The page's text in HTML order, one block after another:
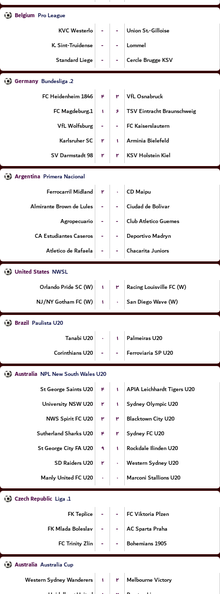
Belgium Pro League
KVC Westerlo
- -
Union St.-Gilloise
K. Sint-Truidense
- -
Lommel
Standard Liege
- - Cercle Brugge KSV
Germany
2. Bundesliga
FC Heidenheim 1846
۴ ۳
VfL Osnabruck
1.FC Magdeburg
۱ ۶
TSV Eintracht Braunschweig
VfL Wolfsburg
- -
FC Kaiserslautern
Karlsruher SC
۲ ۱
Arminia Bielefeld
SV Darmstadt 98
۲ ۲ KSV Holstein Kiel
Argentina Primera Nacional
Ferrocarril Midland
۲ ۰
CD Maipu
Almirante Brown de Lules
- -
Ciudad de Bolivar
Agropecuario
- -
Club Atletico Guemes
CA Estudiantes Caseros
- -
Deportivo Madryn
Atletico de Rafaela
- - Chacarita Juniors
United States NWSL
Orlando Pride SC (W)
۱ ۳
Racing Louisville FC (W)
NJ/NY Gotham FC (W)
۱ ۰ San Diego Wave (W)
Brazil Paulista U20
Tanabi U20
۰ ۱
Palmeiras U20
Corinthians U20
- - Ferroviaria SP U20
Australia NPL New South Wales U20
St George Saints U20
۴ ۱
APIA Leichhardt Tigers U20
University NSW U20
۲ ۱
Sydney Olympic U20
NWS Spirit FC U20
۳ ۳
Blacktown City U20
Sutherland Sharks U20
۴ ۲
Sydney FC U20
St George City FA U20
۹ ۱
Rockdale Ilinden U20
SD Raiders U20
۲ ۰
Western Sydney U20
Manly United FC U20
۰ ۰ Marconi Stallions U20
Czech Republic
1. Liga
FK Teplice
- -
FC Viktoria Plzen
FK Mlada Boleslav
- -
AC Sparta Praha
FC Trinity Zlín
- - Bohemians 1905
Australia Australia Cup
Western Sydney Wanderers
۱ ۲
Melbourne Victory